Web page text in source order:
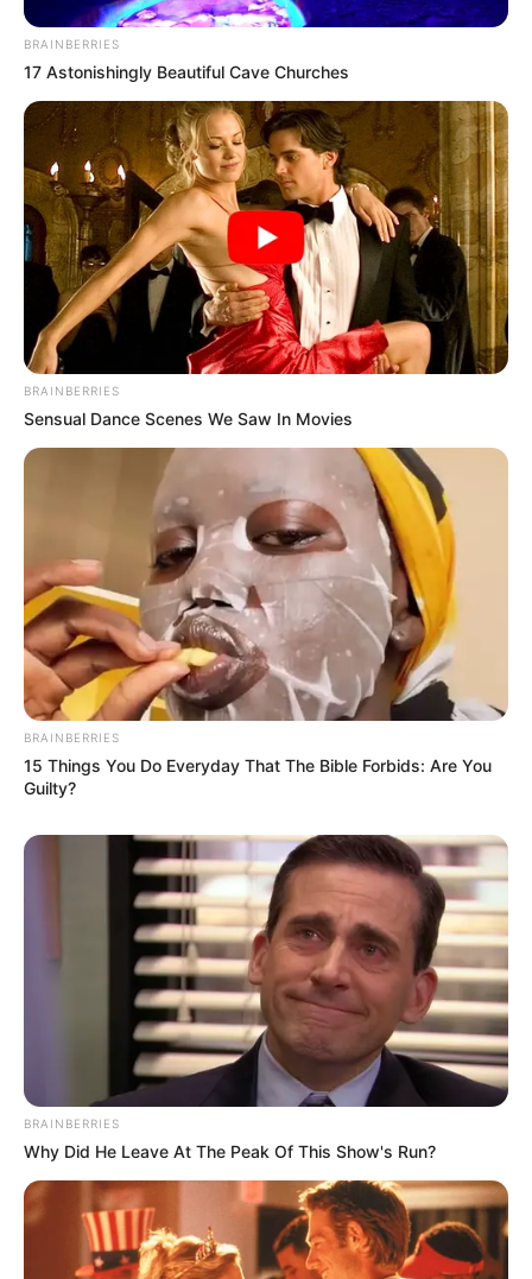
BRAINBERRIES
17 Astonishingly Beautiful Cave Churches
BRAINBERRIES
Sensual Dance Scenes We Saw In Movies
BRAINBERRIES
15 Things You Do Everyday That The Bible Forbids: Are You
Guilty?
BRAINBERRIES
Why Did He Leave At The Peak Of This Show's Run?